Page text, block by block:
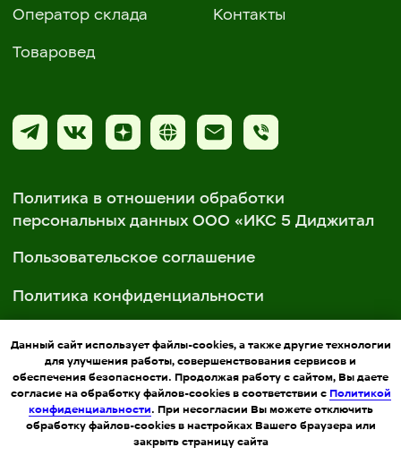
Данный сайт использует файлы-cookies, а также другие технологии
для улучшения работы, совершенствования сервисов и
обеспечения безопасности. Продолжая работу с сайтом, Вы даете
согласие на обработку файлов-cookies в соответствии с Политикой
конфиденциальности. При несогласии Вы можете отключить
обработку файлов-cookies в настройках Вашего браузера или
закрыть страницу сайта